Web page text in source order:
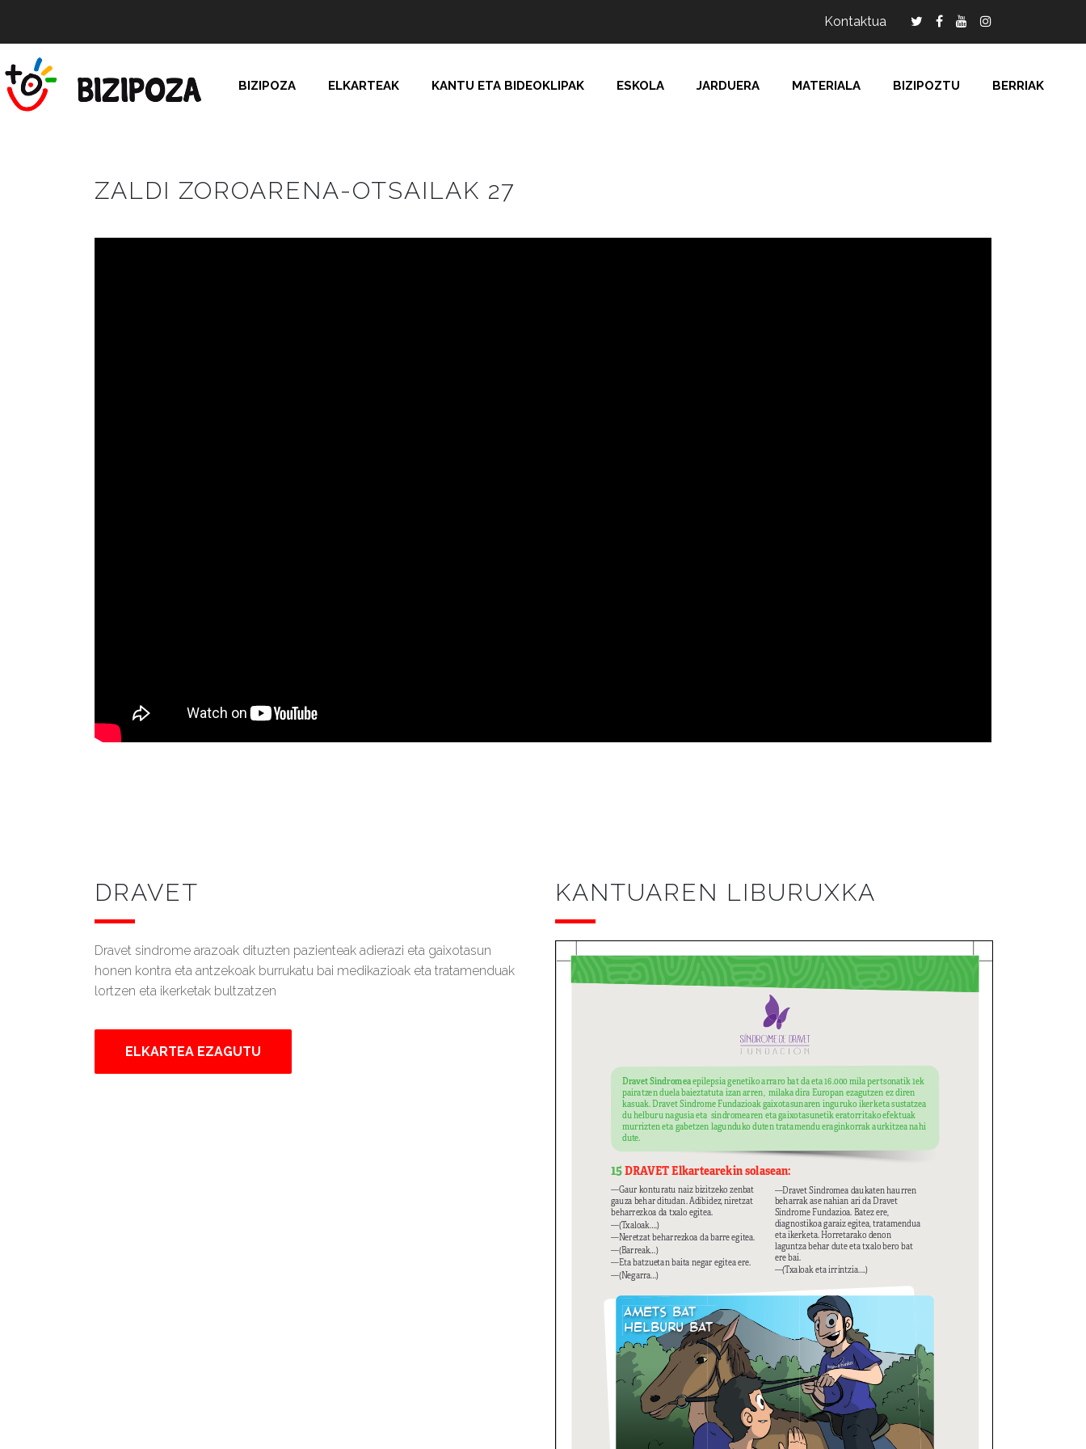
Kontaktua
BIZIPOZA ELKARTEAK KANTU ETA BIDEOKLIPAK ESKOLA JARDUERA MATERIALA BIZIPOZTU BERRIAK
ZALDI ZOROARENA-OTSAILAK 27
DRAVET
Dravet sindrome arazoak dituzten pazienteak adierazi eta gaixotasun
honen kontra eta antzekoak burrukatu bai medikazioak eta tratamenduak
lortzen eta ikerketak bultzatzen
ELKARTEA EZAGUTU
KANTUAREN LIBURUXKA